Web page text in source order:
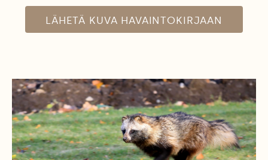
LÄHETÄ KUVA HAVAINTOKIRJAAN